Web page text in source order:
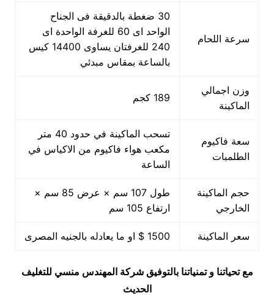
سرعة اللحام
30 ضغطة بالدقيقة فى الجناح
الواحد اى 60 للغرفة الواحدة اى
240 للغرفتان يساوى 14400 كيس
بالساعة بمقاس مبدئي
وزن اجمالي
الماكينة
189 كجم
سعة فاكيوم
الطلمبات
تسحب الماكينة في حدود 40 متر
مكعب هواء فاكيوم من الاكياس في
الساعة
حجم الماكينة
الخارجي
طول 107 سم × عرض 85 سم ×
ارتفاع 105 سم
سعر الماكينة 1500 $ او ما يعادله بالجنيه المصرى
مع تحياتنا و تمنياتنا بالتوفيق شركة المهندس منسي للتغليف
الحديث